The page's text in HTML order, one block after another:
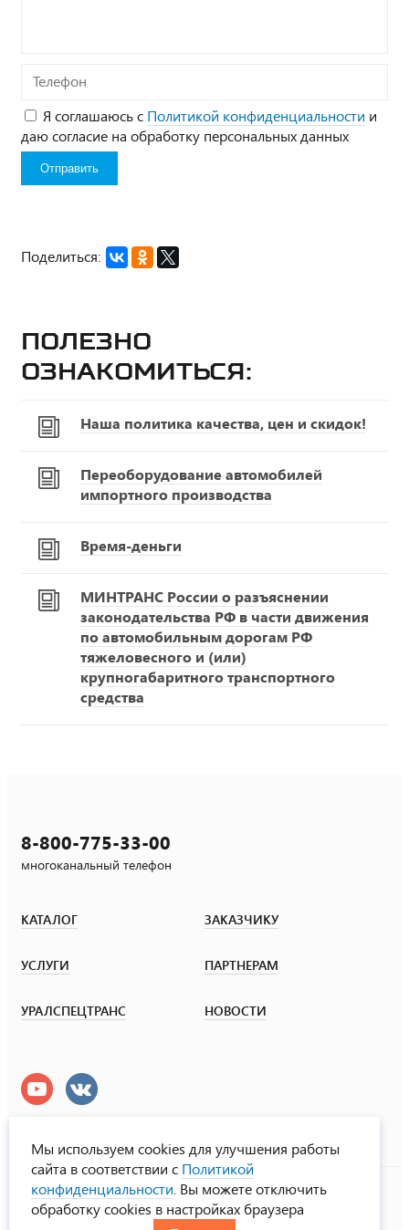
Телефон
Я соглашаюсь с Политикой конфиденциальности и
даю согласие на обработку персональных данных
Поделиться:
Полезно
ознакомиться:
Наша политика качества, цен и скидок!
Переоборудование автомобилей
импортного производства
Время-деньги
МИНТРАНС России о разъяснении
законодательства РФ в части движения
по автомобильным дорогам РФ
тяжеловесного и (или)
крупногабаритного транспортного
средства
8-800-775-33-00
многоканальный телефон
КАТАЛОГ ЗАКАЗЧИКУ
УСЛУГИ ПАРТНЕРАМ
УРАЛСПЕЦТРАНС НОВОСТИ
УралСпецТранс
© ООО «Урал СТ», 2000-2026
Политика конфиденциальности
Мы используем cookies для улучшения работы
сайта в соответствии с Политикой
конфиденциальности . Вы можете отключить
обработку cookies в настройках браузера